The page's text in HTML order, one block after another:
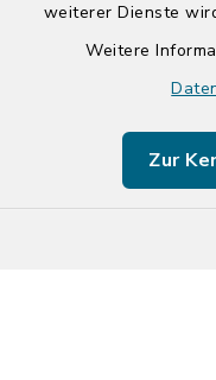
weiterer Dienste
Weitere
Zur